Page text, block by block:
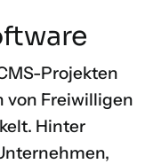
Projekten
von Freiwilligen
Hinter